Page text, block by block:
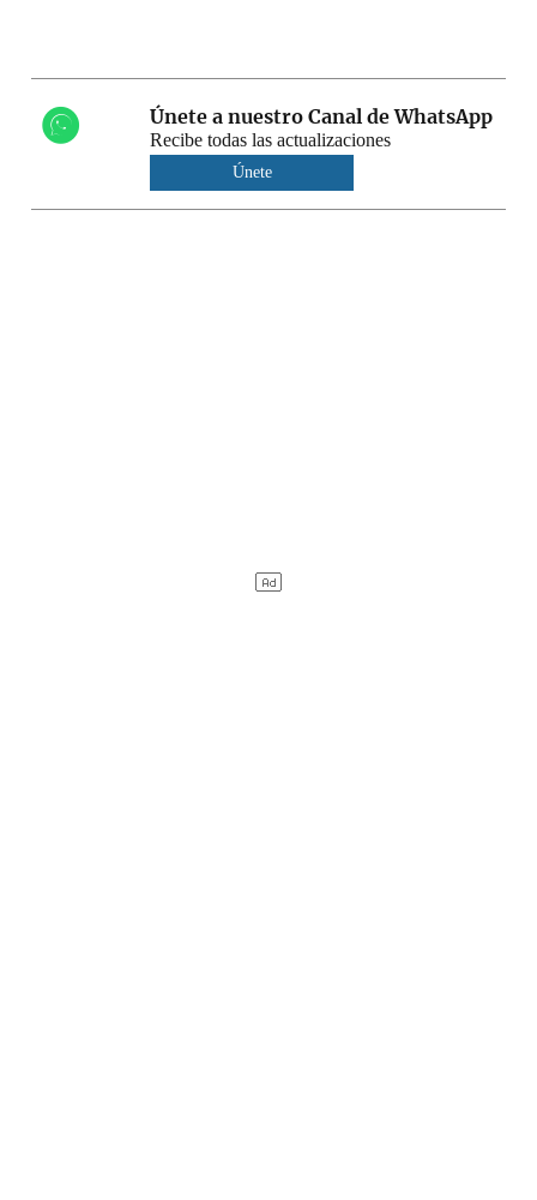
Únete a nuestro Canal de WhatsApp
Recibe todas las actualizaciones
Únete